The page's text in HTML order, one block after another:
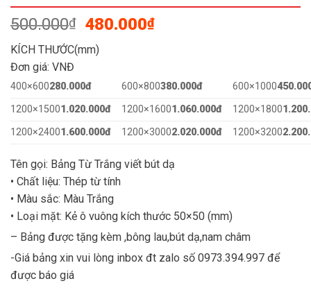
500.000₫
Giá
gốc
là:
480.000₫Giá
480.000₫.
KÍCH THƯỚC(mm)
Đơn giá: VNĐ
400×600280.000đ 600×800380.000đ 600×1000
1200×15001.020.000đ 1200×16001.060.000đ 1200×1800
1200×24001.600.000đ 1200×30002.020.000đ 1200×3200
Tên gọi: Bảng Từ Trắng viết bút dạ
• Chất liệu: Thép từ tính
• Màu sắc: Màu Trắng
• Loại mặt: Kẻ ô vuông kích thước 50×50 (mm)
– Bảng được tặng kèm ,bông lau,bút dạ,nam châm
-Giá bảng xin vui lòng inbox đt zalo số 0973.394.997 để
được báo giá